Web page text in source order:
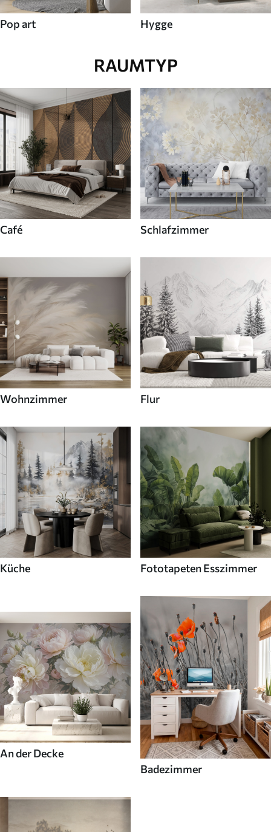
Pop art Hygge
RAUMTYP
Café Schlafzimmer
Wohnzimmer Flur
Küche Fototapeten Esszimmer
An der Decke
Badezimmer